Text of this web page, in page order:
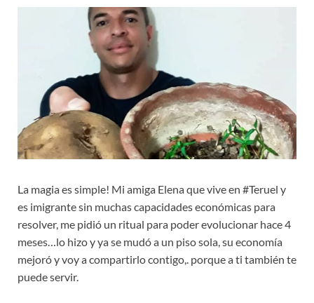
La magia es simple! Mi amiga Elena que vive en #Teruel y
es imigrante sin muchas capacidades económicas para
resolver, me pidió un ritual para poder evolucionar hace 4
meses…lo hizo y ya se mudó a un piso sola, su economía
mejoró y voy a compartirlo contigo,. porque a ti también te
puede servir.